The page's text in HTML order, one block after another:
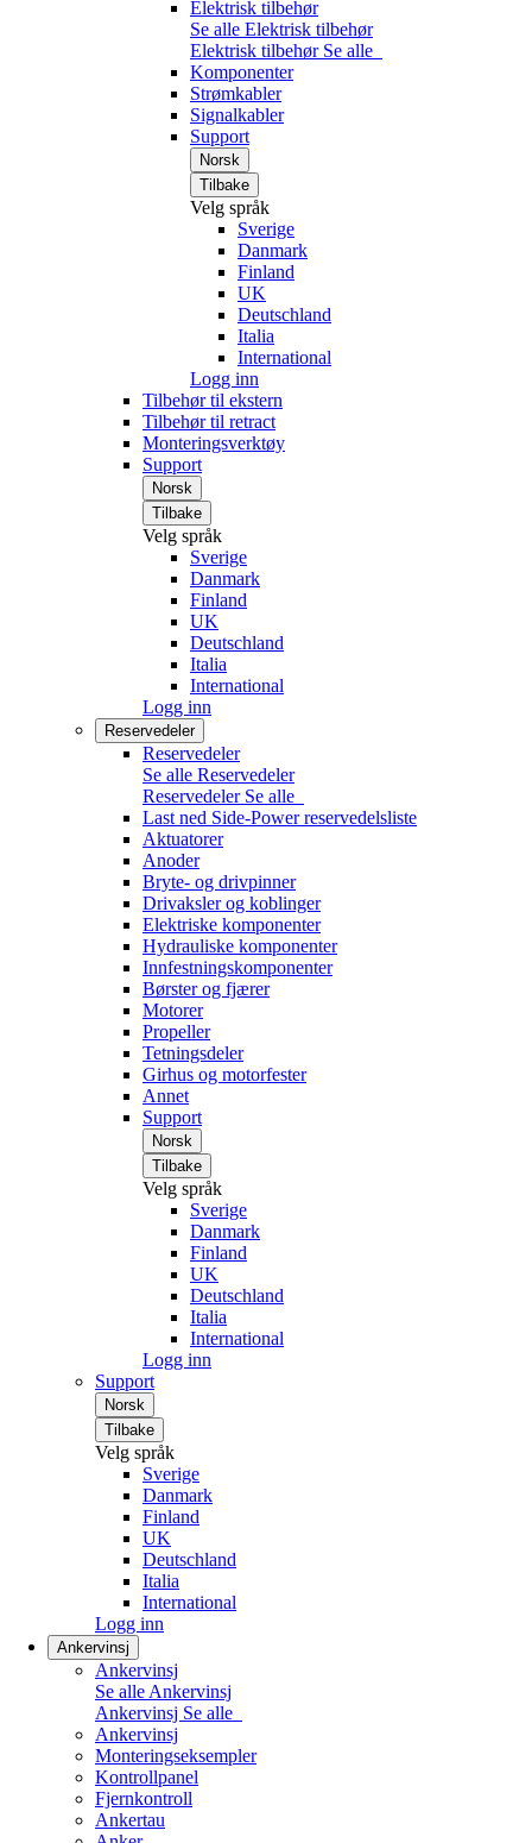
Elektrisk tilbehør
Se alle Elektrisk tilbehør
Elektrisk tilbehør Se alle
Komponenter
Strømkabler
Signalkabler
Support
Norsk
Tilbake
Velg språk
Sverige
Danmark
Finland
UK
Deutschland
Italia
International
Logg inn
Tilbehør til ekstern
Tilbehør til retract
Monteringsverktøy
Support
Norsk
Tilbake
Velg språk
Sverige
Danmark
Finland
UK
Deutschland
Italia
International
Logg inn
Reservedeler
Reservedeler
Se alle Reservedeler
Reservedeler Se alle
Last ned Side-Power reservedelsliste
Aktuatorer
Anoder
Bryte- og drivpinner
Drivaksler og koblinger
Elektriske komponenter
Hydrauliske komponenter
Innfestningskomponenter
Børster og fjærer
Motorer
Propeller
Tetningsdeler
Girhus og motorfester
Annet
Support
Norsk
Tilbake
Velg språk
Sverige
Danmark
Finland
UK
Deutschland
Italia
International
Logg inn
Support
Norsk
Tilbake
Velg språk
Sverige
Danmark
Finland
UK
Deutschland
Italia
International
Logg inn
Ankervinsj
Ankervinsj
Se alle Ankervinsj
Ankervinsj Se alle
Ankervinsj
Monteringseksempler
Kontrollpanel
Fjernkontroll
Ankertau